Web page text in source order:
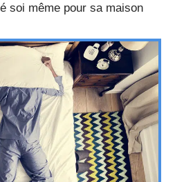
soi même pour sa maison